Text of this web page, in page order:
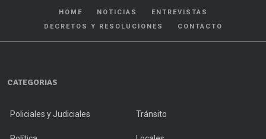
HOME NOTICIAS
ENTREVISTAS
DECRETOS Y RESOLUCIONES
CONTACTO
CATEGORIAS
Policiales y Judiciales Tránsito